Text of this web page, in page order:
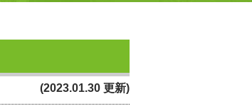
(2023.01.30 更新)